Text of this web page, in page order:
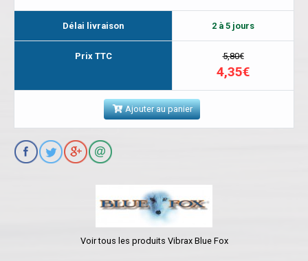
Délai livraison 2 à 5 jours
Prix TTC 5,80€
4,35€
Ajouter au panier
Voir tous les produits Vibrax Blue Fox